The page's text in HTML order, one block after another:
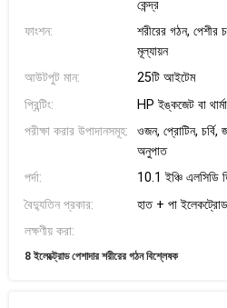
কেন্দ্র
ফাংশন:
শরীরের গঠন, পেশীর
মূল্যায়ন
আউটপুট মান:
25টি আইটেম
প্রিন্টিং:
HP ইঙ্কজেট বা
পরীক্ষা করার উপাদানসমূহ:
ওজন, প্রোটিন,
অনুপাত
পর্দা:
10.1 ইঞ্চি এলসিডি
বৈদ্যুতিন প্রকার:
হাত + পা ইলেকট্রোড
লক্ষণীয় করা:
8 ইলেক্ট্রোড পেশাদার শরীরের গঠন বিশ্লেষক